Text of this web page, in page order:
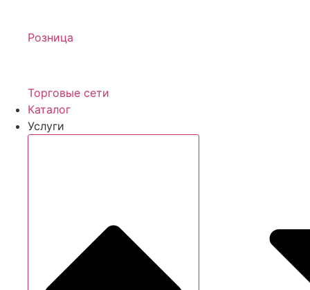
Розница
Торговые сети
Каталог
Услуги